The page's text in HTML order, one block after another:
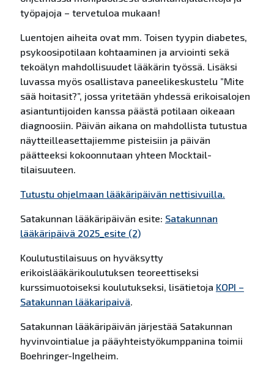
työpajoja – tervetuloa mukaan!
Luentojen aiheita ovat mm. Toisen tyypin diabetes,
psykoosipotilaan kohtaaminen ja arviointi sekä
tekoälyn mahdollisuudet lääkärin työssä. Lisäksi
luvassa myös osallistava paneelikeskustelu ”Mite
sää hoitasit?”, jossa yritetään yhdessä erikoisalojen
asiantuntijoiden kanssa päästä potilaan oikeaan
diagnoosiin. Päivän aikana on mahdollista tutustua
näytteilleasettajiemme pisteisiin ja päivän
päätteeksi kokoonnutaan yhteen Mocktail-
tilaisuuteen.
Tutustu ohjelmaan lääkäripäivän nettisivuilla.
Satakunnan lääkäripäivän esite: Satakunnan
lääkäripäivä 2025_esite (2)
Koulutustilaisuus on hyväksytty
erikoislääkärikoulutuksen teoreettiseksi
kurssimuotoiseksi koulutukseksi, lisätietoja KOPI –
Satakunnan lääkaripaivä.
Satakunnan lääkäripäivän järjestää Satakunnan
hyvinvointialue ja pääyhteistyökumppanina toimii
Boehringer-Ingelheim.